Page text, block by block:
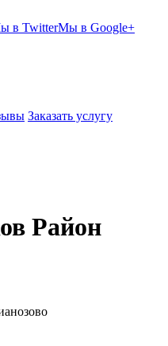
в TwitterМы в Google+
Заказать услугу
Район